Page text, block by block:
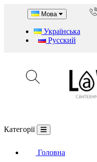
Мова
Українська
Русский
Категорії
Головна